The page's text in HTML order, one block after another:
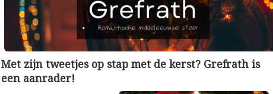
Met zijn tweetjes op stap met de kerst? Grefrath is
een aanrader!